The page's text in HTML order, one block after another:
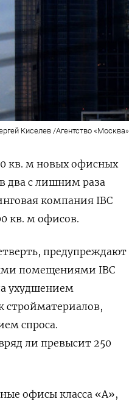
Киселев /Агентство «Москва»
кв. м новых офисных
два с лишним раза
компания IBC
кв. м офисов.
предупреждают
помещениями IBC
ухудшением
стройматериалов,
спроса.
ли превысит 250
офисы класса «А»,